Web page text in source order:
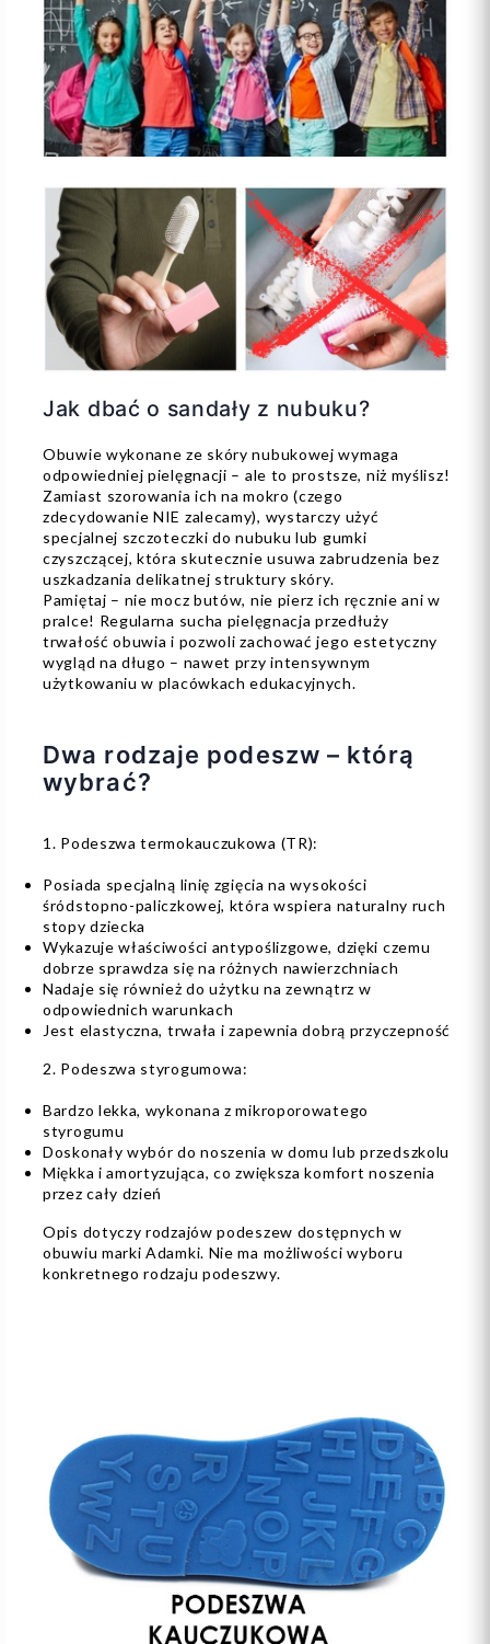
Jak dbać o sandały z nubuku?
Obuwie wykonane ze skóry nubukowej wymaga
odpowiedniej pielęgnacji – ale to prostsze, niż myślisz!
Zamiast szorowania ich na mokro (czego
zdecydowanie NIE zalecamy), wystarczy użyć
specjalnej szczoteczki do nubuku lub gumki
czyszczącej, która skutecznie usuwa zabrudzenia bez
uszkadzania delikatnej struktury skóry.
Pamiętaj – nie mocz butów, nie pierz ich ręcznie ani w
pralce! Regularna sucha pielęgnacja przedłuży
trwałość obuwia i pozwoli zachować jego estetyczny
wygląd na długo – nawet przy intensywnym
użytkowaniu w placówkach edukacyjnych.
Dwa rodzaje podeszw – którą
wybrać?
1. Podeszwa termokauczukowa (TR):
Posiada specjalną linię zgięcia na wysokości
śródstopno-paliczkowej, która wspiera naturalny ruch
stopy dziecka
Wykazuje właściwości antypoślizgowe, dzięki czemu
dobrze sprawdza się na różnych nawierzchniach
Nadaje się również do użytku na zewnątrz w
odpowiednich warunkach
Jest elastyczna, trwała i zapewnia dobrą przyczepność
2. Podeszwa styrogumowa:
Bardzo lekka, wykonana z mikroporowatego
styrogumu
Doskonały wybór do noszenia w domu lub przedszkolu
Miękka i amortyzująca, co zwiększa komfort noszenia
przez cały dzień
Opis dotyczy rodzajów podeszew dostępnych w
obuwiu marki Adamki. Nie ma możliwości wyboru
konkretnego rodzaju podeszwy.